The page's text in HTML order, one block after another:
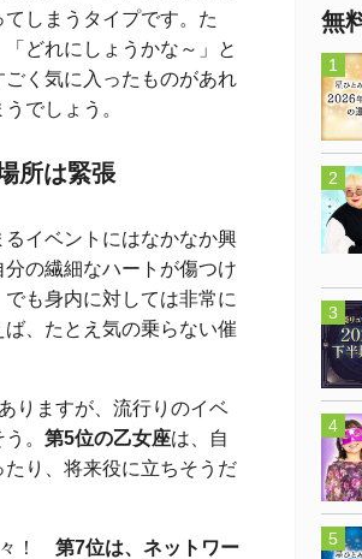
しまうタイプです。た
どれにしょうかな～」と
く気に入ったものがあれ
でしょう。
所は緊張
イベントにはなかなか興
の繊細なハートが傷つけ
も身内に対しては非常に
、たとえ気の乗らない催
りますが、流行りのイベ
。 第5位の乙女座は、自
り、将来役に立ちそうだ
々！ 第7位は、ネットワー
無